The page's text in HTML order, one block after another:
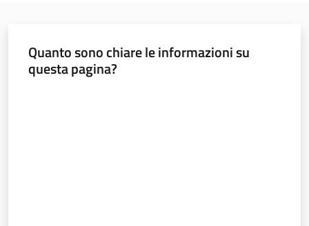
Servizi
Quanto sono chiare le informazioni su
questa pagina?